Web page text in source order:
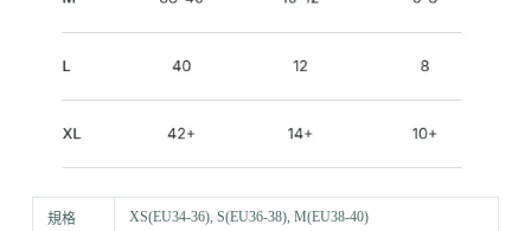
規格 XS(EU34-36), S(EU36-38), M(EU38-40)